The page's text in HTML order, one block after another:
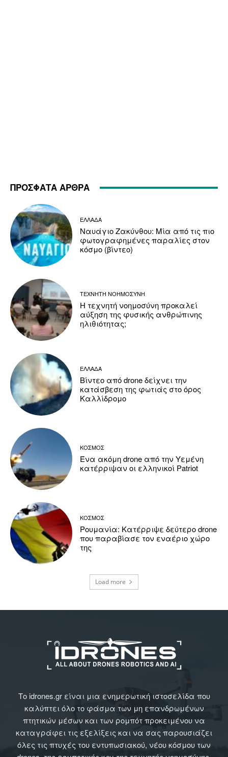
ΠΡΟΣΦΑΤΑ ΑΡΘΡΑ
ΕΛΛΑΔΑ
Ναυάγιο Ζακύνθου: Μία από τις πιο
φωτογραφημένες παραλίες στον
κόσμο (βίντεο)
ΤΕΧΝΗΤΗ ΝΟΗΜΟΣΥΝΗ
Η τεχνητή νοημοσύνη προκαλεί
αύξηση της φυσικής ανθρώπινης
ηλιθιότητας;
ΕΛΛΑΔΑ
Βίντεο από drone δείχνει την
κατάσβεση της φωτιάς στο όρος
Καλλίδρομο
ΚΟΣΜΟΣ
Ένα ακόμη drone από την Υεμένη
κατέρριψαν οι ελληνικοί Patriot
ΚΟΣΜΟΣ
Ρουμανία: Κατέρριψε δεύτερο drone
που παραβίασε τον εναέριο χώρο
της
Load more
Το idrones.gr είναι μια ενημερωτική ιστοσελίδα που
καλύπτει όλο το φάσμα των μη επανδρωμένων
πτητικών μέσων και των ρομπότ προκειμένου να
καταγράφει τις εξελίξεις και να σας παρουσιάζει
όλες τις πτυχές του εντυπωσιακού, νέου κόσμου των